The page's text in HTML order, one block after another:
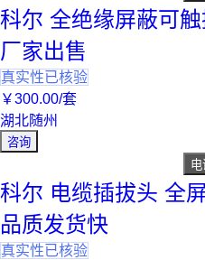
科尔 全绝缘屏蔽可
厂家出售
真实性已核验
￥300.00/套
湖北随州
咨询
电
科尔 电缆插拔头 全
品质发货快
真实性已核验